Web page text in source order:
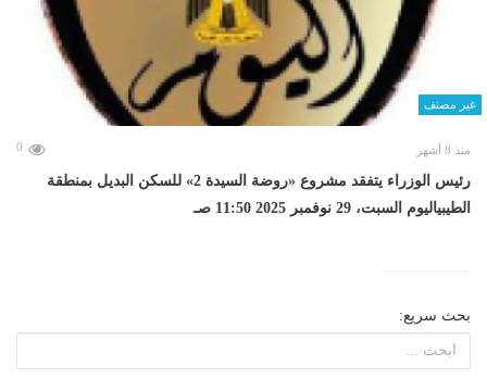
غير مصنف
منذ 8 أشهر 0
رئيس الوزراء يتفقد مشروع «روضة السيدة 2» للسكن البديل بمنطقة
الطيبياليوم السبت، 29 نوفمبر 2025 11:50 صـ
بحث سريع: